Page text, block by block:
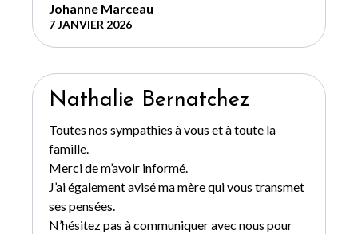
Johanne Marceau
7 JANVIER 2026
Nathalie Bernatchez
Toutes nos sympathies à vous et à toute la
famille.
Merci de m’avoir informé.
J’ai également avisé ma mère qui vous transmet
ses pensées.
N’hésitez pas à communiquer avec nous pour